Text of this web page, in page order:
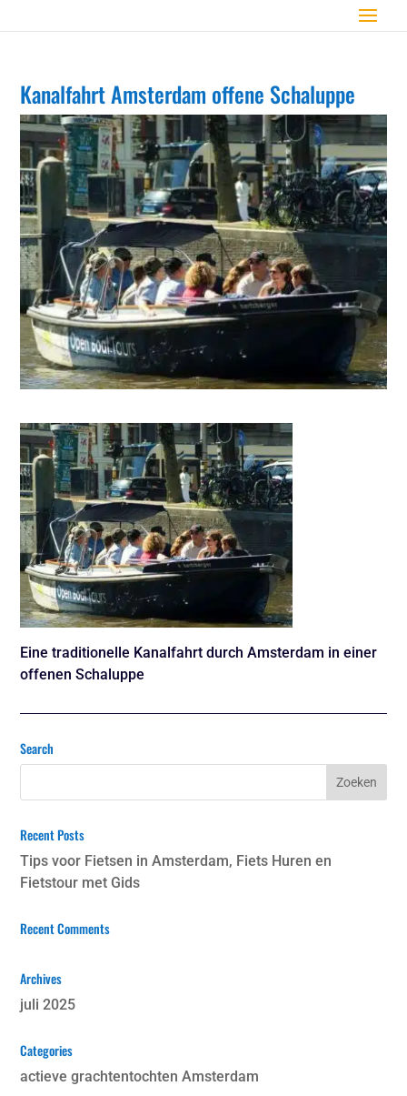
Kanalfahrt Amsterdam offene Schaluppe
Eine traditionelle Kanalfahrt durch Amsterdam in einer
offenen Schaluppe
Search
Recent Posts
Tips voor Fietsen in Amsterdam, Fiets Huren en
Fietstour met Gids
Recent Comments
Archives
juli 2025
Categories
actieve grachtentochten Amsterdam